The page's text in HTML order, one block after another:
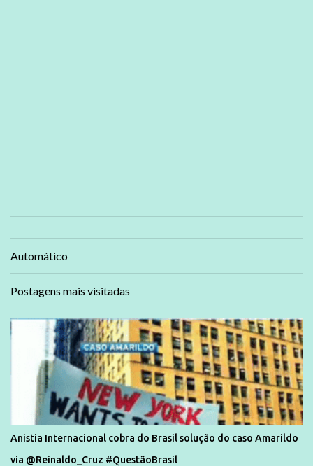
Automático
Postagens mais visitadas
Anistia Internacional cobra do Brasil solução do caso Amarildo
via @Reinaldo_Cruz #QuestãoBrasil